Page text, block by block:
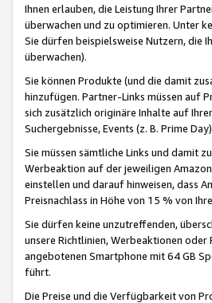
Ihnen erlauben, die Leistung Ihrer
überwachen und zu optimieren. Unter
Sie dürfen beispielsweise Nutzern, die
überwachen).
Sie können Produkte (und die damit
hinzufügen. Partner-Links müssen auf
sich zusätzlich originäre Inhalte auf
Suchergebnisse, Events (z. B. Prime
Sie müssen sämtliche Links und damit
Werbeaktion auf der jeweiligen
einstellen und darauf hinweisen, dass
Preisnachlass in Höhe von 15 % von
Sie dürfen keine unzutreffenden,
unsere Richtlinien, Werbeaktionen
angebotenen Smartphone mit 64 GB
führt.
Die Preise und die Verfügbarkeit von